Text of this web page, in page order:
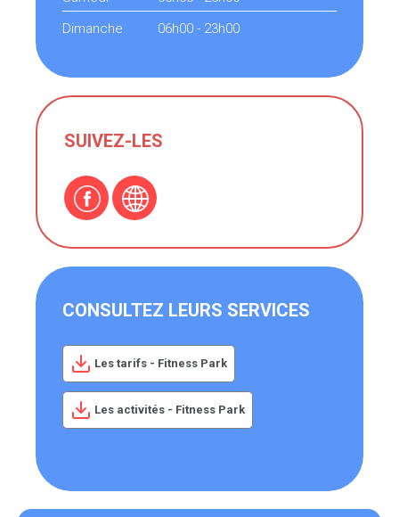
Dimanche
06h00 - 23h00
SUIVEZ-LES
CONSULTEZ LEURS SERVICES
Les tarifs - Fitness Park
Les activités - Fitness Park